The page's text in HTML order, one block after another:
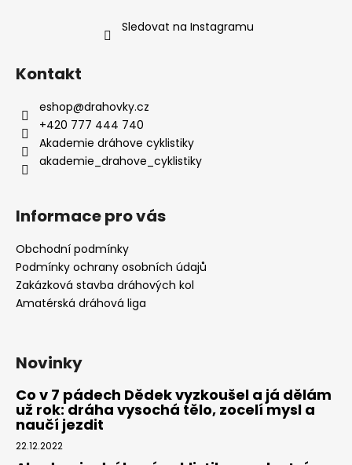
Sledovat na Instagramu
Kontakt
eshop@drahovky.cz
+420 777 444 740
Akademie dráhove cyklistiky
akademie_drahove_cyklistiky
Informace pro vás
Obchodní podmínky
Podmínky ochrany osobních údajů
Zakázková stavba dráhových kol
Amatérská dráhová liga
Novinky
Co v 7 pádech Dědek vyzkoušel a já dělám
už rok: dráha vysochá tělo, zocelí mysl a
naučí jezdit
22.12.2022